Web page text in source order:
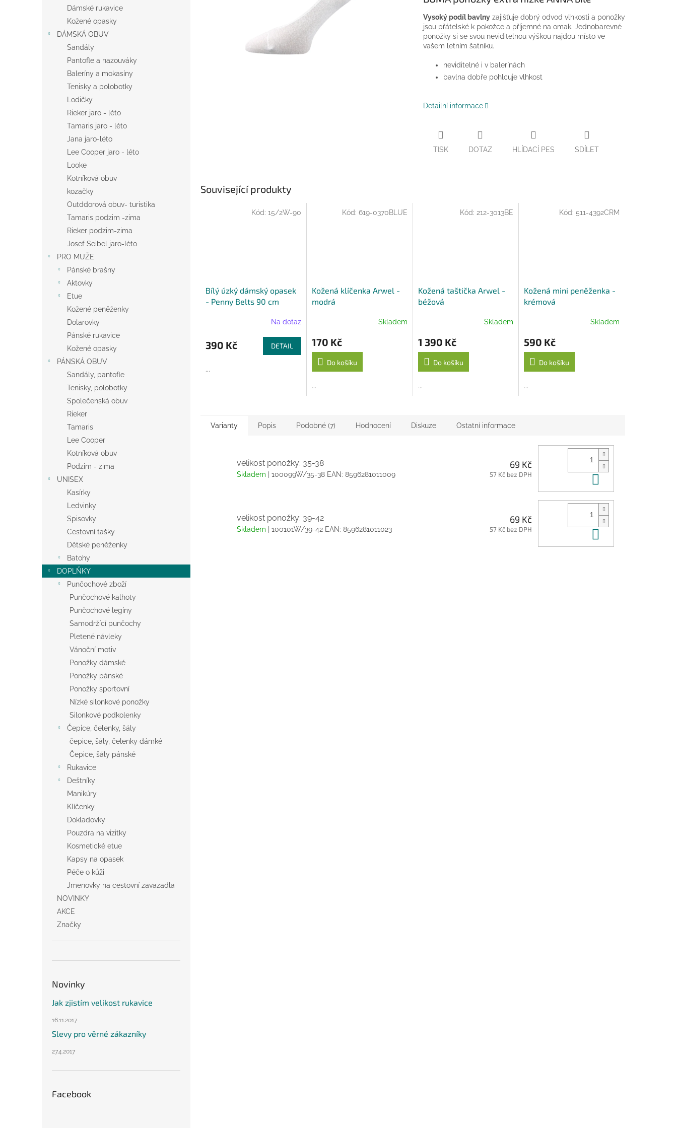
Dámské rukavice
Kožené opasky
DÁMSKÁ OBUV
Sandály
Pantofle a nazouváky
Baleríny a mokasíny
Tenisky a polobotky
Lodičky
Rieker jaro - léto
Tamaris jaro - léto
Jana jaro-léto
Lee Cooper jaro - léto
Looke
Kotníková obuv
kozačky
Outddorová obuv- turistika
Tamaris podzim -zima
Rieker podzim-zima
Josef Seibel jaro-léto
PRO MUŽE
Pánské brašny
Aktovky
Etue
Kožené peněženky
Dolarovky
Pánské rukavice
Kožené opasky
PÁNSKÁ OBUV
Sandály, pantofle
Tenisky, polobotky
Společenská obuv
Rieker
Tamaris
Lee Cooper
Kotníková obuv
Podzim - zima
UNISEX
Kasírky
Ledvinky
Spisovky
Cestovní tašky
Dětské peněženky
Batohy
DOPLŇKY
Punčochové zboží
Punčochové kalhoty
Punčochové legíny
Samodržící punčochy
Pletené návleky
Vánoční motiv
Ponožky dámské
Ponožky pánské
Ponožky sportovní
Nízké silonkové ponožky
Silonkové podkolenky
Čepice, čelenky, šály
čepice, šály, čelenky dámké
Čepice, šály pánské
Rukavice
Deštníky
Manikúry
Klíčenky
Dokladovky
Pouzdra na vizitky
Kosmetické etue
Kapsy na opasek
Péče o kůži
Jmenovky na cestovní zavazadla
NOVINKY
AKCE
Značky
Novinky
Jak zjistím velikost rukavice
16.11.2017
Slevy pro věrné zákazníky
27.4.2017
Facebook
Vysoký podíl bavlny zajišťuje dobrý odvod vlhkosti a ponožky
jsou přátelské k pokožce a příjemné na omak. Jednobarevné
ponožky si se svou neviditelnou výškou najdou místo ve
vašem letním šatníku.
neviditelné i v balerínách
bavlna dobře pohlcuje vlhkost
Detailní informace
TISK DOTAZ HLÍDACÍ PES SDÍLET
Související produkty
Bílý úzký dámský opasek
- Penny Belts 90 cm
Na dotaz
390 Kč DETAIL
...
Kód: 15/2W-90
Kožená klíčenka Arwel -
modrá
Skladem
170 Kč
Do košíku
...
Kód: 619-0370BLUE
Kožená taštička Arwel -
béžová
Skladem
1 390 Kč
Do košíku
...
Kód: 212-3013BE
Kožená mini peněženka -
krémová
Skladem
590 Kč
Do košíku
...
Kód: 511-4392CRM
Varianty Popis Podobné (7) Hodnocení Diskuze Ostatní informace
velikost ponožky: 35-38
Skladem | 100099W/35-38 EAN: 8596281011009
69 Kč
57 Kč bez DPH
velikost ponožky: 39-42
Skladem | 100101W/39-42 EAN: 8596281011023
69 Kč
57 Kč bez DPH